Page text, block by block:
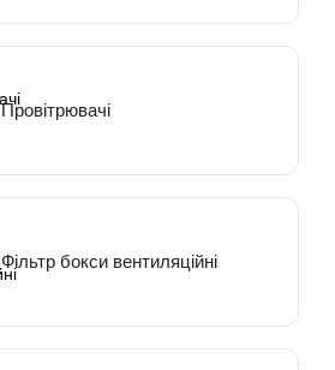
Провітрювачі
Фільтр бокси вентиляційні